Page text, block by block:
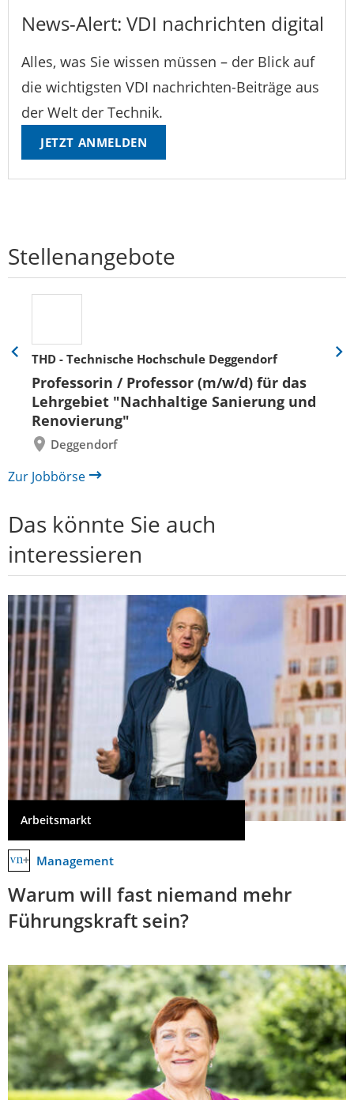
News-Alert: VDI nachrichten digital
Alles, was Sie wissen müssen – der Blick auf
die wichtigsten VDI nachrichten-Beiträge aus
der Welt der Technik.
JETZT ANMELDEN
Stellenangebote
THD - Technische Hochschule Deggendorf
Professorin / Professor (m/w/d) für das
Lehrgebiet "Nachhaltige Sanierung und
Renovierung"
Deggendorf
Eine
zurück
Eine
Zur Jobbörse
Das könnte Sie auch
interessieren
Arbeitsmarkt
Management
Warum will fast niemand mehr
Führungskraft sein?